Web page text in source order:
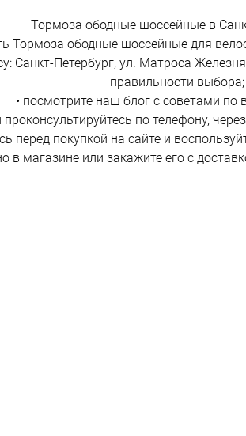
Тормоза ободные шоссейные в
Тормоза ободные шоссейные для
Санкт-Петербург, ул. Матроса
правильности выбора;
• посмотрите наш блог с советами по
проконсультируйтесь по телефону,
перед покупкой на сайте и
в магазине или закажите его с